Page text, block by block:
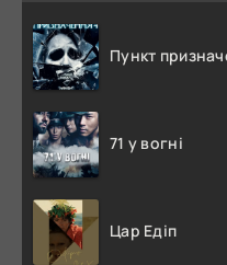
Пункт
71 у вогні
Цар Едіп